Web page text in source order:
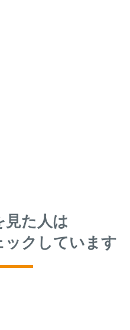
見た人は
ックしています